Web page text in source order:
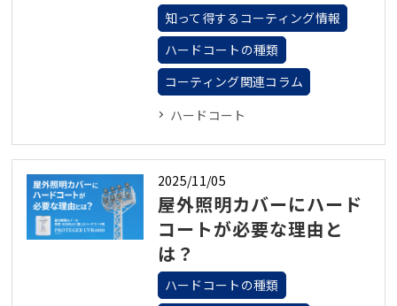
知って得するコーティング情報
ハードコートの種類
コーティング関連コラム
ハードコート
2025/11/05
屋外照明カバーにハード
コートが必要な理由と
は？
ハードコートの種類